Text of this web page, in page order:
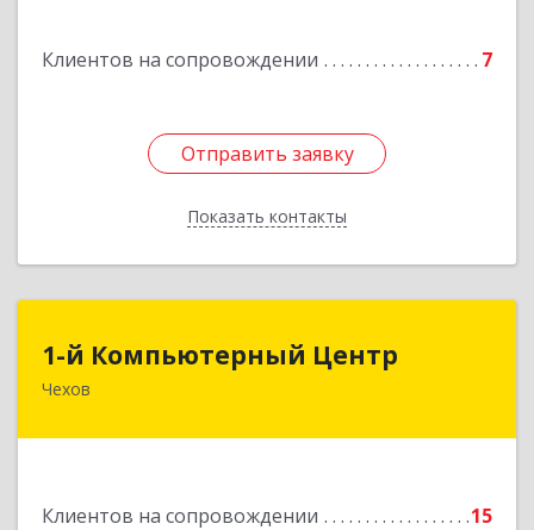
Клиентов на сопровождении 7
Отправить заявку
Показать контакты
Подробнее
Отправить заявку
Назад
1-й Компьютерный Центр
Чехов
Клиентов на сопровождении 15
1-й Компьютерный Центр
142306, Московская обл, Чеховский р-н, Чехов